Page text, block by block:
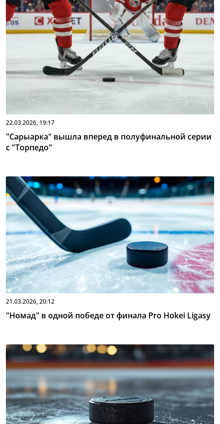
22.03.2026, 19:17
"Сарыарка" вышла вперед в полуфинальной серии
с "Торпедо"
21.03.2026, 20:12
"Номад" в одной победе от финала Pro Hokei Ligasy